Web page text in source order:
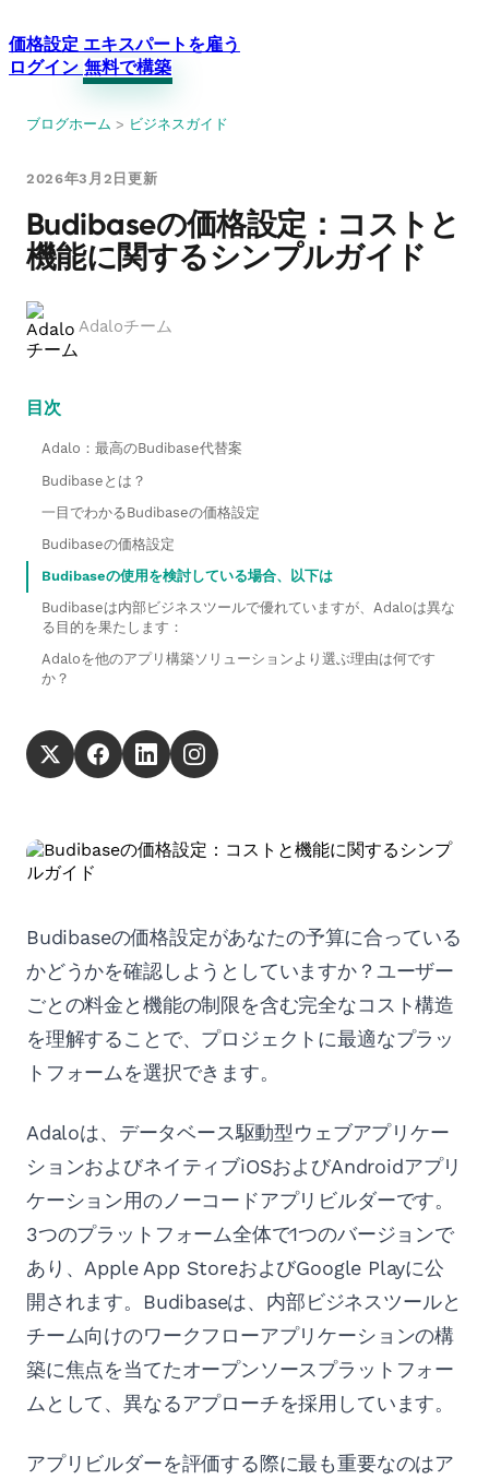
価格設定 エキスパートを雇う
ログイン 無料で構築
ブログホーム > ビジネスガイド
2026年3月2日更新
Budibaseの価格設定：コストと
機能に関するシンプルガイド
Adaloチーム
目次
Adalo：最高のBudibase代替案
Budibaseとは？
一目でわかるBudibaseの価格設定
Budibaseの価格設定
Budibaseの使用を検討している場合、以下は
Budibaseは内部ビジネスツールで優れていますが、Adaloは異な
る目的を果たします：
Adaloを他のアプリ構築ソリューションより選ぶ理由は何です
か？
Budibaseの価格設定があなたの予算に合っている
かどうかを確認しようとしていますか？ユーザー
ごとの料金と機能の制限を含む完全なコスト構造
を理解することで、プロジェクトに最適なプラッ
トフォームを選択できます。
Adaloは、データベース駆動型ウェブアプリケー
ションおよびネイティブiOSおよびAndroidアプリ
ケーション用のノーコードアプリビルダーです。
3つのプラットフォーム全体で1つのバージョンで
あり、Apple App StoreおよびGoogle Playに公
開されます。Budibaseは、内部ビジネスツールと
チーム向けのワークフローアプリケーションの構
築に焦点を当てたオープンソースプラットフォー
ムとして、異なるアプローチを採用しています。
アプリビルダーを評価する際に最も重要なのはア